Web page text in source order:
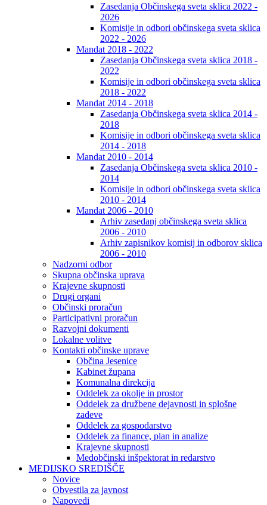
Zasedanja Občinskega sveta sklica 2022 -
2026
Komisije in odbori občinskega sveta sklica
2022 - 2026
Mandat 2018 - 2022
Zasedanja Občinskega sveta sklica 2018 -
2022
Komisije in odbori občinskega sveta sklica
2018 - 2022
Mandat 2014 - 2018
Zasedanja Občinskega sveta sklica 2014 -
2018
Komisije in odbori občinskega sveta sklica
2014 - 2018
Mandat 2010 - 2014
Zasedanja Občinskega sveta sklica 2010 -
2014
Komisije in odbori občinskega sveta sklica
2010 - 2014
Mandat 2006 - 2010
Arhiv zasedanj občinskega sveta sklica
2006 - 2010
Arhiv zapisnikov komisij in odborov sklica
2006 - 2010
Nadzorni odbor
Skupna občinska uprava
Krajevne skupnosti
Drugi organi
Občinski proračun
Participativni proračun
Razvojni dokumenti
Lokalne volitve
Kontakti občinske uprave
Občina Jesenice
Kabinet župana
Komunalna direkcija
Oddelek za okolje in prostor
Oddelek za družbene dejavnosti in splošne
zadeve
Oddelek za gospodarstvo
Oddelek za finance, plan in analize
Krajevne skupnosti
Medobčinski inšpektorat in redarstvo
MEDIJSKO SREDIŠČE
Novice
Obvestila za javnost
Napovedi